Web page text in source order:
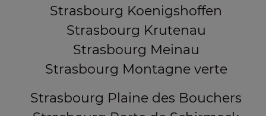
Strasbourg Koenigshoffen
Strasbourg Krutenau
Strasbourg Meinau
Strasbourg Montagne verte
Strasbourg Plaine des Bouchers